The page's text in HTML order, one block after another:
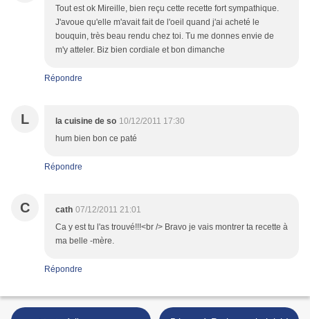
Tout est ok Mireille, bien reçu cette recette fort sympathique.
J'avoue qu'elle m'avait fait de l'oeil quand j'ai acheté le
bouquin, très beau rendu chez toi. Tu me donnes envie de
m'y atteler. Biz bien cordiale et bon dimanche
Répondre
L la cuisine de so 10/12/2011 17:30
hum bien bon ce paté
Répondre
C cath 07/12/2011 21:01
Ca y est tu l'as trouvé!!!<br /> Bravo je vais montrer ta recette à
ma belle -mère.
Répondre